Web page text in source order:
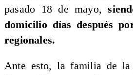
pasado 18 de mayo,
domicilio días después
regionales.
Ante esto, la familia de la